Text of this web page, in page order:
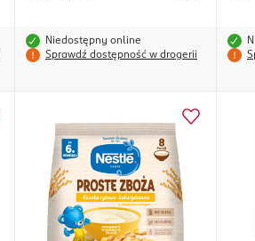
Niedostępny online
Sprawdź dostępność w drogerii